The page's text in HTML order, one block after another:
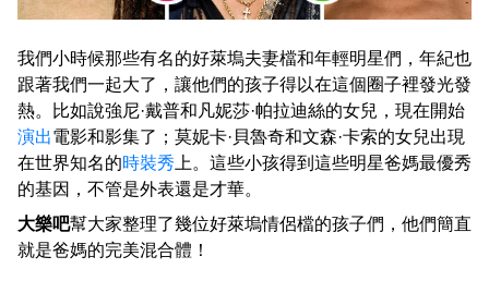
我們小時候那些有名的好萊塢夫妻檔和年輕明星們，年紀也
跟著我們一起大了，讓他們的孩子得以在這個圈子裡發光發
熱。比如說強尼·戴普和凡妮莎·帕拉迪絲的女兒，現在開始
演出電影和影集了；莫妮卡·貝魯奇和文森·卡索的女兒出現
在世界知名的時裝秀 上。這些小孩得到這些明星爸媽最優秀
的基因，不管是外表還是才華。
大樂吧幫大家整理了幾位好萊塢情侶檔的孩子們，他們簡直
就是爸媽的完美混合體！